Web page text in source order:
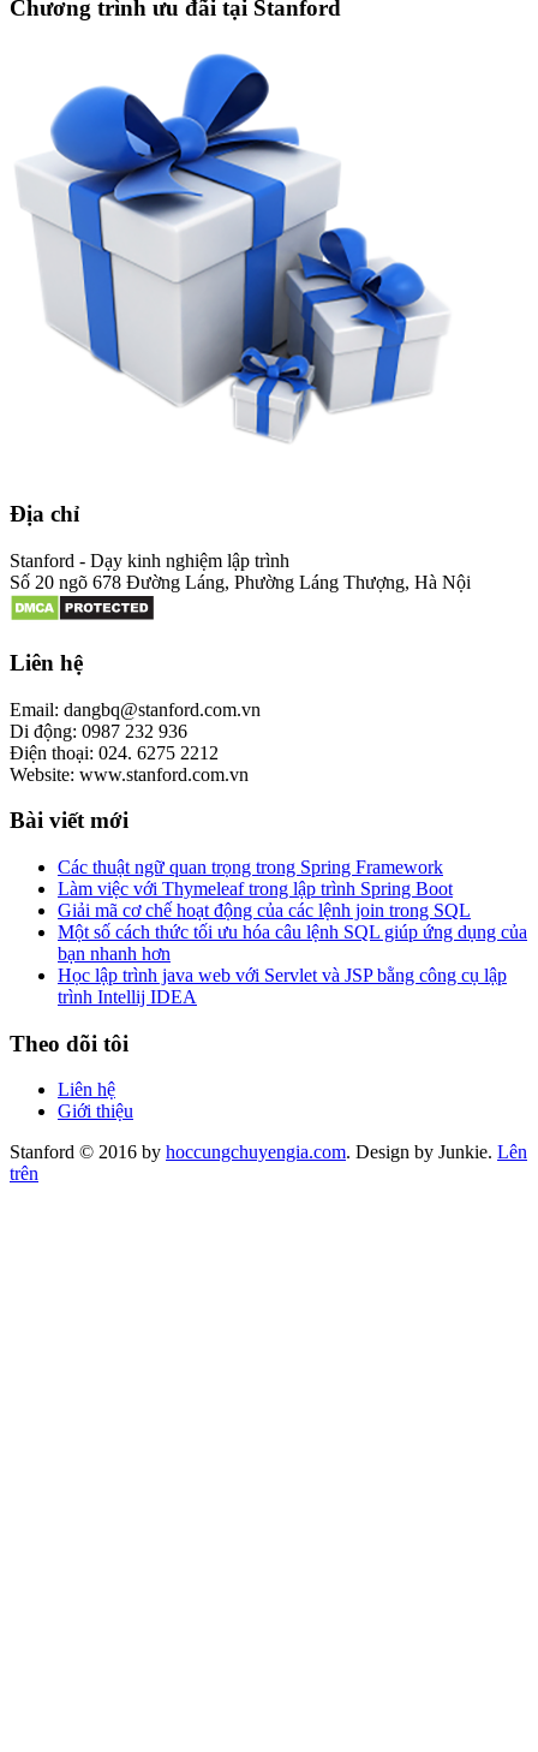
Chương trình ưu đãi tại Stanford
Địa chỉ
Stanford - Dạy kinh nghiệm lập trình
Số 20 ngõ 678 Đường Láng, Phường Láng Thượng, Hà Nội
Liên hệ
Email: dangbq@stanford.com.vn
Di động: 0987 232 936
Điện thoại: 024. 6275 2212
Website: www.stanford.com.vn
Bài viết mới
Các thuật ngữ quan trọng trong Spring Framework
Làm việc với Thymeleaf trong lập trình Spring Boot
Giải mã cơ chế hoạt động của các lệnh join trong SQL
Một số cách thức tối ưu hóa câu lệnh SQL giúp ứng dụng của
bạn nhanh hơn
Học lập trình java web với Servlet và JSP bằng công cụ lập
trình Intellij IDEA
Theo dõi tôi
Liên hệ
Giới thiệu
Stanford © 2016 by hoccungchuyengia.com. Design by Junkie. Lên
trên